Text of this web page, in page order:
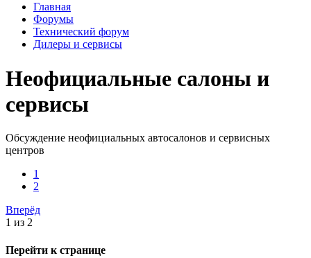
Главная
Форумы
Технический форум
Дилеры и сервисы
Неофициальные салоны и
сервисы
Обсуждение неофициальных автосалонов и сервисных
центров
1
2
Вперёд
1 из 2
Перейти к странице